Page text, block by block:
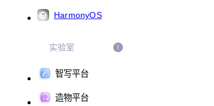
HarmonyOS
实验室
智写平台
造物平台